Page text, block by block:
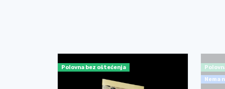
Polovna bez oštećenja
Nema